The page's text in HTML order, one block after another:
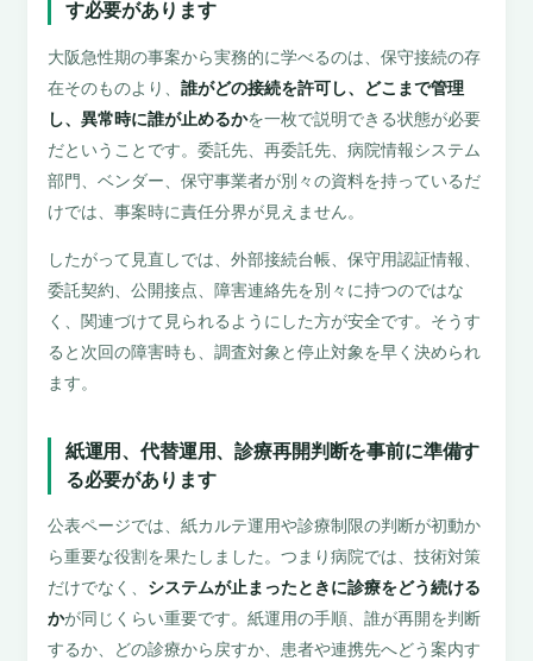
す必要があります
大阪急性期の事案から実務的に学べるのは、保守接続の存
在そのものより、誰がどの接続を許可し、どこまで管理
し、異常時に誰が止めるかを一枚で説明できる状態が必要
だということです。委託先、再委託先、病院情報システム
部門、ベンダー、保守事業者が別々の資料を持っているだ
けでは、事案時に責任分界が見えません。
したがって見直しでは、外部接続台帳、保守用認証情報、
委託契約、公開接点、障害連絡先を別々に持つのではな
く、関連づけて見られるようにした方が安全です。そうす
ると次回の障害時も、調査対象と停止対象を早く決められ
ます。
紙運用、代替運用、診療再開判断を事前に準備す
る必要があります
公表ページでは、紙カルテ運用や診療制限の判断が初動か
ら重要な役割を果たしました。つまり病院では、技術対策
だけでなく、 システムが止まったときに診療をどう続ける
かが同じくらい重要です。紙運用の手順、誰が再開を判断
するか、どの診療から戻すか、患者や連携先へどう案内す